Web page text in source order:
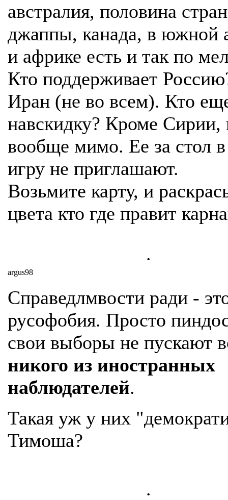
австралия, половина
джаппы, канада, в южной
и африке есть и так по
Кто поддерживает
Иран (не во всем). Кто
навскидку? Кроме Сирии,
вообще мимо. Ее за стол
игру не приглашают.
Возьмите карту, и
цвета кто где правит
.
argus98
Справедлмвости ради -
русофобия. Просто
свои выборы не пускают
никого из иностранных
наблюдателей.
Такая уж у них
Тимоша?
.